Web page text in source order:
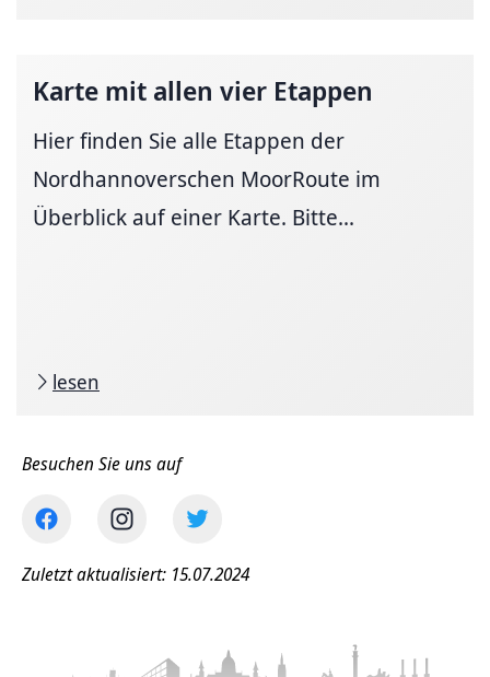
Karte mit allen vier Etappen
Hier finden Sie alle Etappen der
Nordhannoverschen MoorRoute im
Überblick auf einer Karte. Bitte...
lesen
Besuchen Sie uns auf
Zuletzt aktualisiert: 15.07.2024